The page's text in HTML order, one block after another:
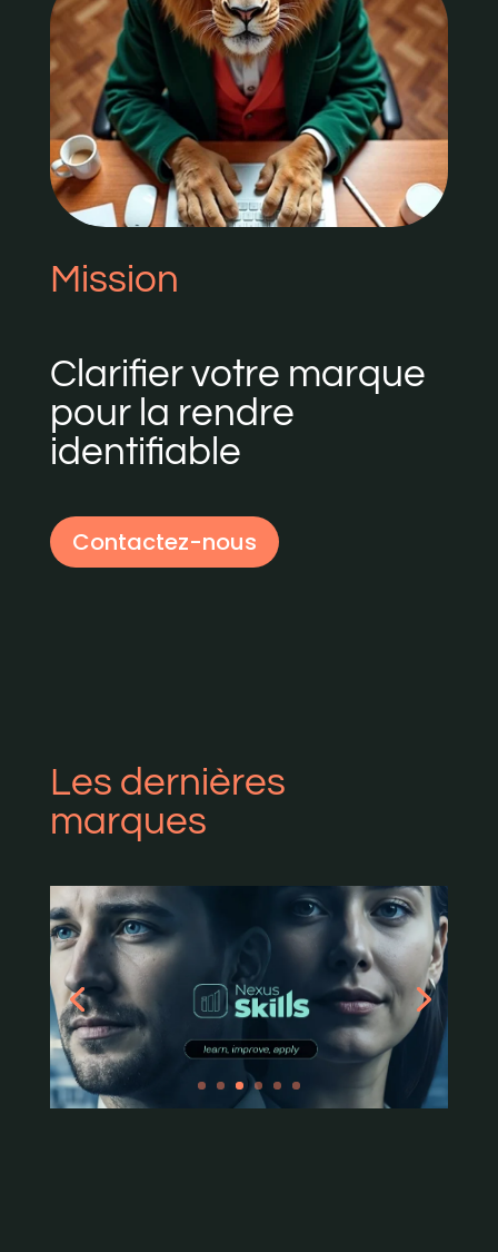
Mission
Clarifier votre marque
pour la rendre
identifiable
Contactez-nous
Les dernières
marques